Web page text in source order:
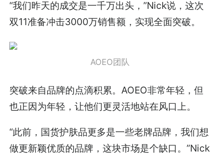
“我们昨天的成交是一千万出头，”Nick说，这次
双11准备冲击3000万销售额，实现全面突破。
AOEO团队
突破来自品牌的点滴积累。AOEO非常年轻，但
也正因为年轻，让他们更灵活地站在风口上。
“此前，国货护肤品更多是一些老牌品牌，我们想
做更新颖优质的品牌，这块市场是个缺口。”Nick